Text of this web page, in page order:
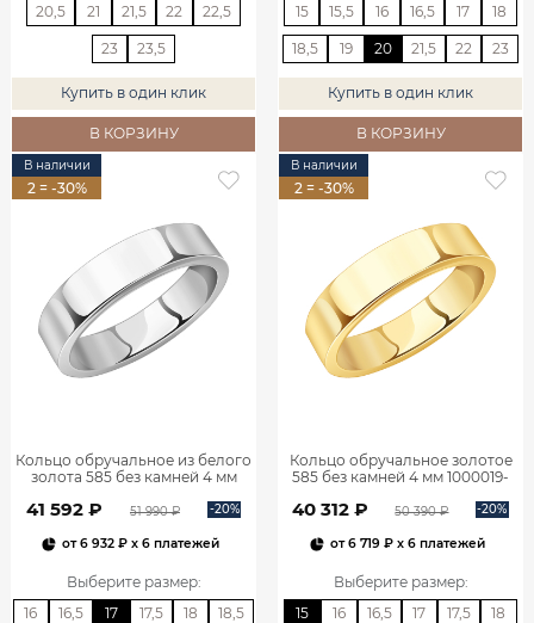
20,5 21 21,5 22 22,5
23 23,5
Купить в один клик
В КОРЗИНУ
15
15,5 16 16,5 17 18
18,5 19 20 21,5 22 23
Купить в один клик
В КОРЗИНУ
В наличии
2 = -30%
Кольцо обручальное из белого
золота 585 без камней 4 мм
41 592 ₽ 51 990 ₽ -20%
от6 932 ₽ x 6 платежей
Выберите размер:
16
16,5 17 17,5 18 18,5
В наличии
2 = -30%
Кольцо обручальное золотое
585 без камней 4 мм 1000019-
40 312 ₽ 50 390 ₽ -20%
от6 719 ₽ x 6 платежей
Выберите размер:
15
16 16,5 17 17,5 18